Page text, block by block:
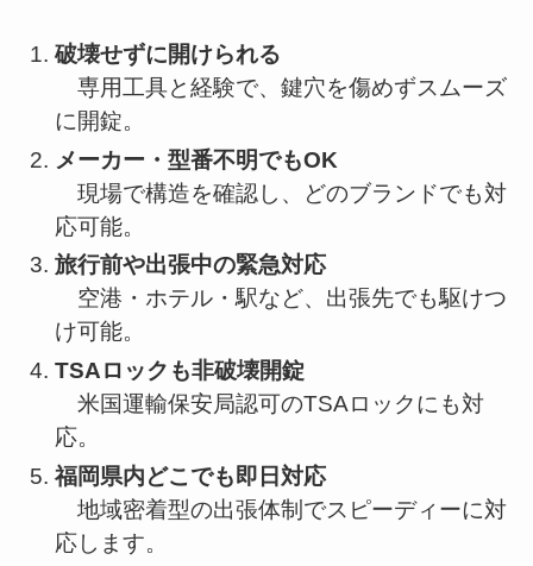
破壊せずに開けられる
専用工具と経験で、鍵穴を傷めずスムーズ
に開錠。
メーカー・型番不明でもOK
現場で構造を確認し、どのブランドでも対
応可能。
旅行前や出張中の緊急対応
空港・ホテル・駅など、出張先でも駆けつ
け可能。
TSAロックも非破壊開錠
米国運輸保安局認可のTSAロックにも対
応。
福岡県内どこでも即日対応
地域密着型の出張体制でスピーディーに対
応します。